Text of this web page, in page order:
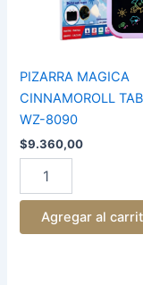
PIZARRA MAGICA
CINNAMOROLL
WZ-8090
$9.360,00
Agregar al